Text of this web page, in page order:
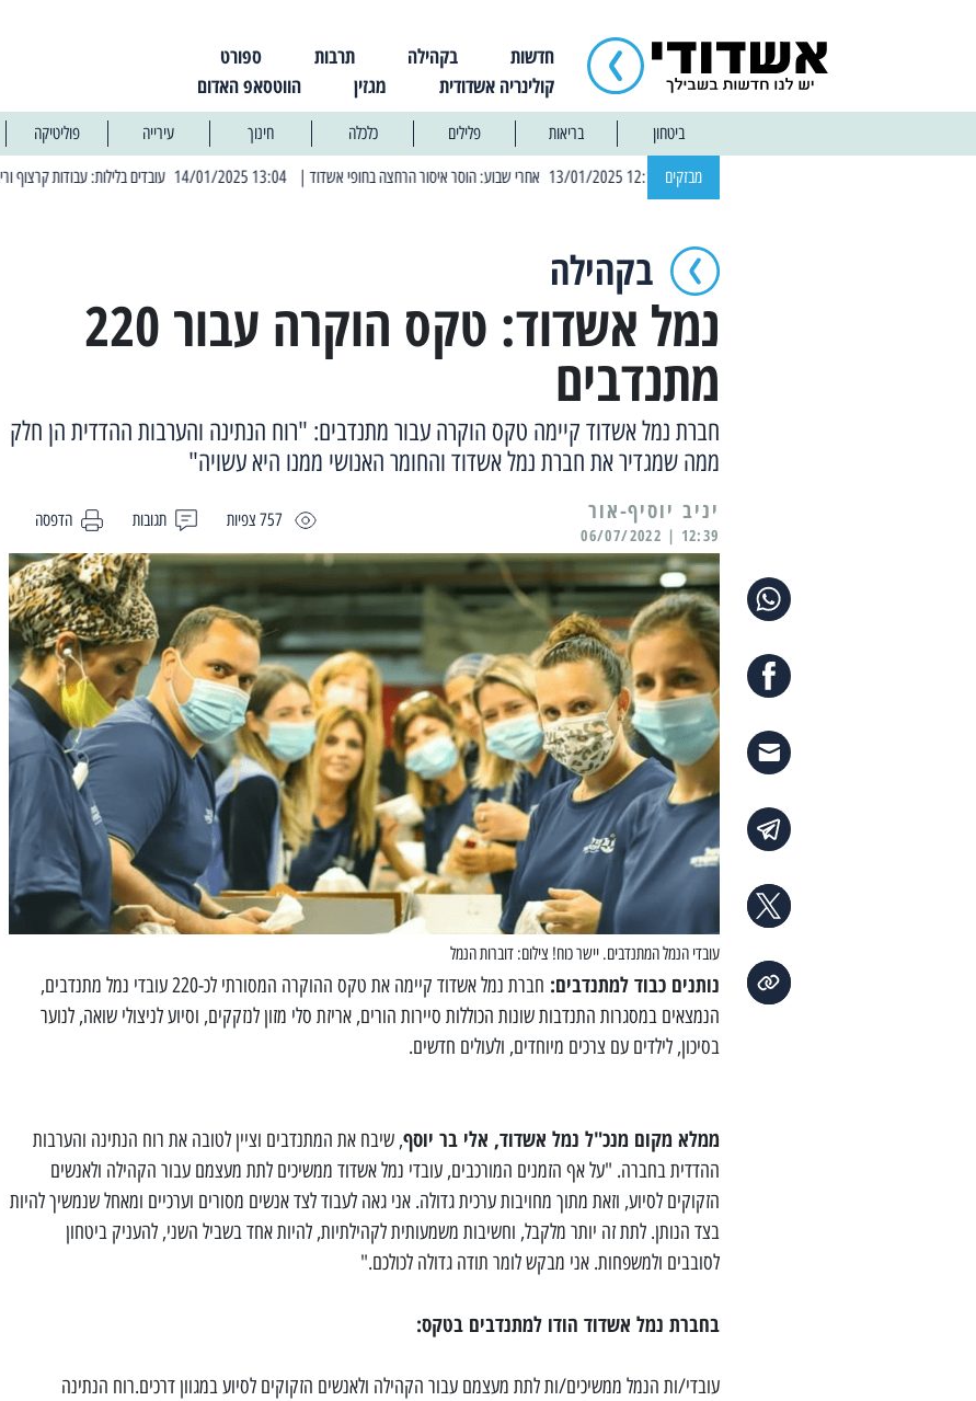
חדשות בקהילה תרבות
ספורט
קולינריה אשדודית
מגזין הווטסאפ האדום
ביטחון בריאות פלילים כלכלה חינוך עירייה פוליטיקה
מבזקים | 13:04 14/01/2025 עובדים בלילות: עבודות קרצוף וריבוד אספלט | 11:30 03/03/2025 בחמישי הקרוב: הרחובות בהם תהיה הפסקת חשמל יזומה
בקהילה
נמל אשדוד: טקס הוקרה עבור 220
מתנדבים
חברת נמל אשדוד קיימה טקס הוקרה עבור מתנדבים: "רוח הנתינה והערבות ההדדית הן חלק
ממה שמגדיר את חברת נמל אשדוד והחומר האנושי ממנו היא עשויה"
757 צפיות תגובות הדפסה יניב יוסיף-אור
12:39 | 06/07/2022
עובדי הנמל המתנדבים. יישר כוח! צילום: דוברות הנמל
נותנים כבוד למתנדבים:
חברת נמל אשדוד קיימה את טקס ההוקרה המסורתי לכ-220 עובדי נמל מתנדבים,
הנמצאים במסגרות התנדבות שונות הכוללות סיירות הורים, אריזת סלי מזון לנזקקים, וסיוע לניצולי שואה, לנוער
בסיכון, לילדים עם צרכים מיוחדים, ולעולים חדשים.
ממלא מקום מנכ"ל נמל אשדוד, אלי בר יוסף, שיבח את המתנדבים וציין לטובה את רוח הנתינה והערבות
ההדדית בחברה. "על אף הזמנים המורכבים, עובדי נמל אשדוד ממשיכים לתת מעצמם עבור הקהילה ולאנשים
הזקוקים לסיוע, וזאת מתוך מחויבות ערכית גדולה. אני גאה לעבוד לצד אנשים מסורים וערכיים ומאחל שנמשיך להיות
בצד הנותן. לתת זה יותר מלקבל, וחשיבות משמעותית לקהילתיות, להיות אחד בשביל השני, להעניק ביטחון
לסובבים ולמשפחות. אני מבקש לומר תודה גדולה לכולכם."
בחברת נמל אשדוד הודו למתנדבים בטקס:
עובדי/ות הנמל ממשיכים/ות לתת מעצמם עבור הקהילה ולאנשים הזקוקים לסיוע במגוון דרכים.רוח הנתינה